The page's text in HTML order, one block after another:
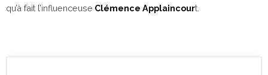
qu’à fait l’influenceuse Clémence Applaincourt.